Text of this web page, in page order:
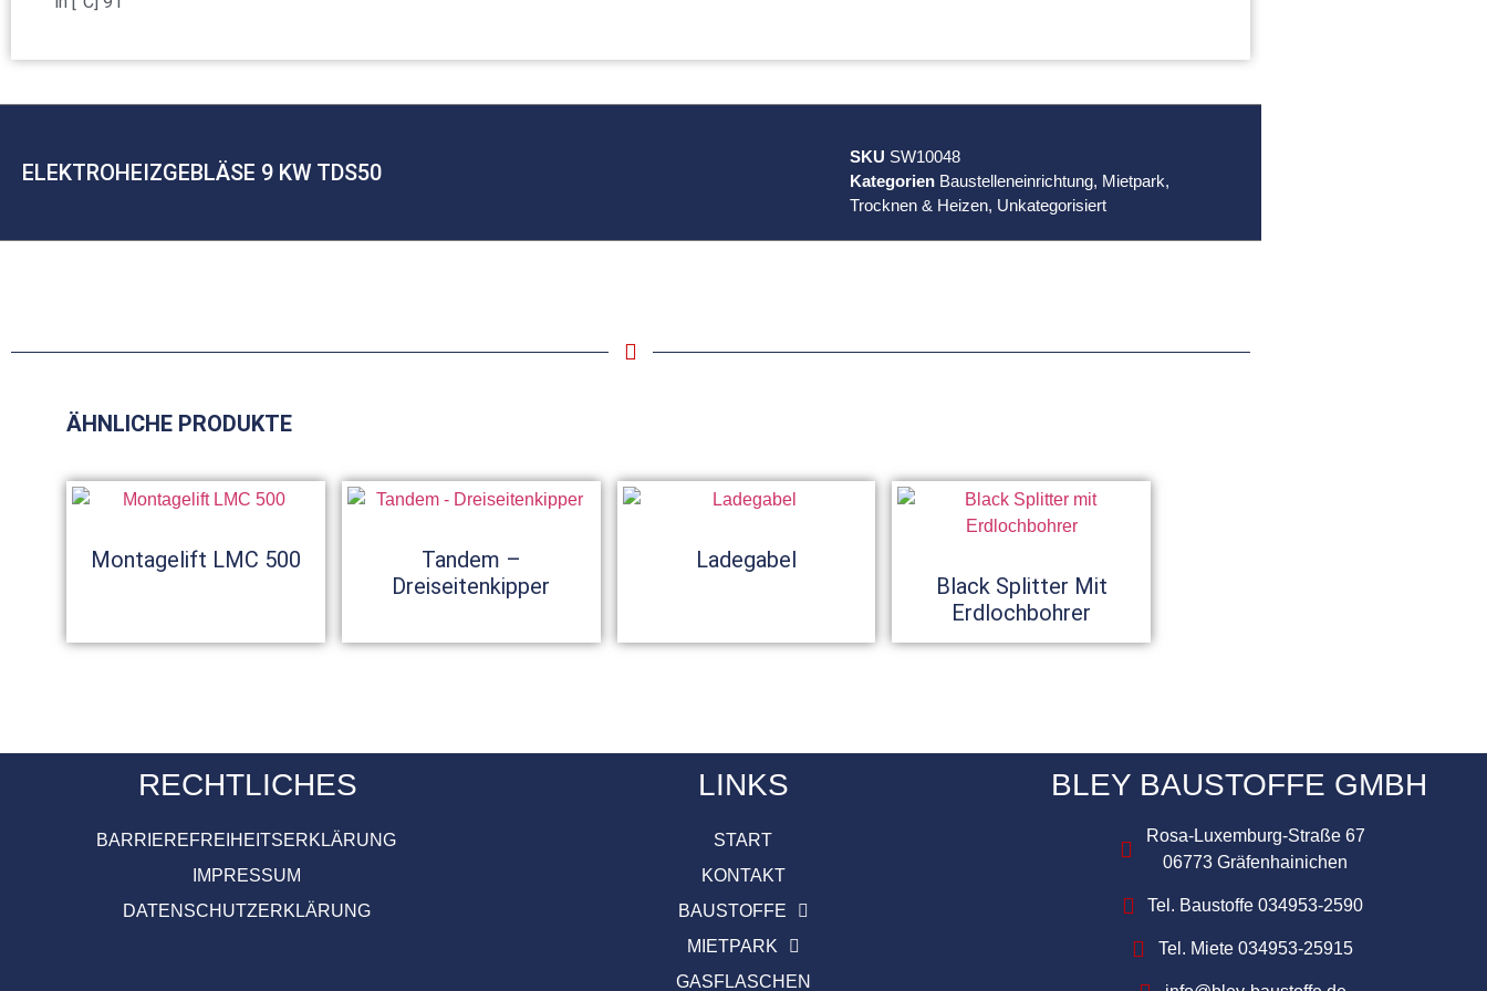
ELEKTROHEIZGEBLÄSE 9 KW TDS50
SKU SW10048
Kategorien Baustelleneinrichtung, Mietpark,
Trocknen & Heizen, Unkategorisiert
ÄHNLICHE PRODUKTE
Montagelift LMC 500
Tandem –
Dreiseitenkipper
Ladegabel
Black Splitter Mit
Erdlochbohrer
RECHTLICHES
BARRIEREFREIHEITSERKLÄRUNG
IMPRESSUM
DATENSCHUTZERKLÄRUNG
LINKS
START
KONTAKT
BAUSTOFFE
MIETPARK
GASFLASCHEN
BLEY BAUSTOFFE GMBH
Rosa-Luxemburg-Straße 67
06773 Gräfenhainichen
Tel. Baustoffe 034953-2590
Tel. Miete 034953-25915